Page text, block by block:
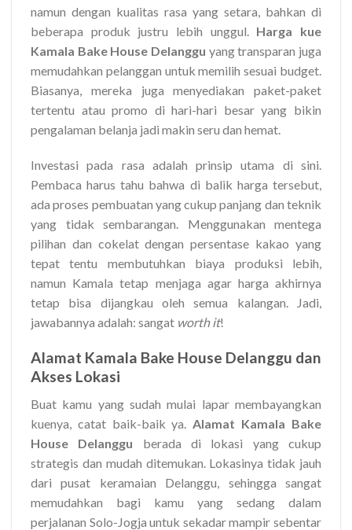
namun dengan kualitas rasa yang setara, bahkan di
beberapa produk justru lebih unggul. Harga kue
Kamala Bake House Delanggu yang transparan juga
memudahkan pelanggan untuk memilih sesuai budget.
Biasanya, mereka juga menyediakan paket-paket
tertentu atau promo di hari-hari besar yang bikin
pengalaman belanja jadi makin seru dan hemat.
Investasi pada rasa adalah prinsip utama di sini.
Pembaca harus tahu bahwa di balik harga tersebut,
ada proses pembuatan yang cukup panjang dan teknik
yang tidak sembarangan. Menggunakan mentega
pilihan dan cokelat dengan persentase kakao yang
tepat tentu membutuhkan biaya produksi lebih,
namun Kamala tetap menjaga agar harga akhirnya
tetap bisa dijangkau oleh semua kalangan. Jadi,
jawabannya adalah: sangat worth it!
Alamat Kamala Bake House Delanggu dan
Akses Lokasi
Buat kamu yang sudah mulai lapar membayangkan
kuenya, catat baik-baik ya.Alamat Kamala Bake
House Delanggu berada di lokasi yang cukup
strategis dan mudah ditemukan. Lokasinya tidak jauh
dari pusat keramaian Delanggu, sehingga sangat
memudahkan bagi kamu yang sedang dalam
perjalanan Solo-Jogja untuk sekadar mampir sebentar